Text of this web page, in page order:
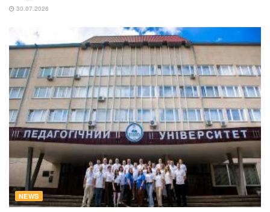
30.07.2026
NEWS